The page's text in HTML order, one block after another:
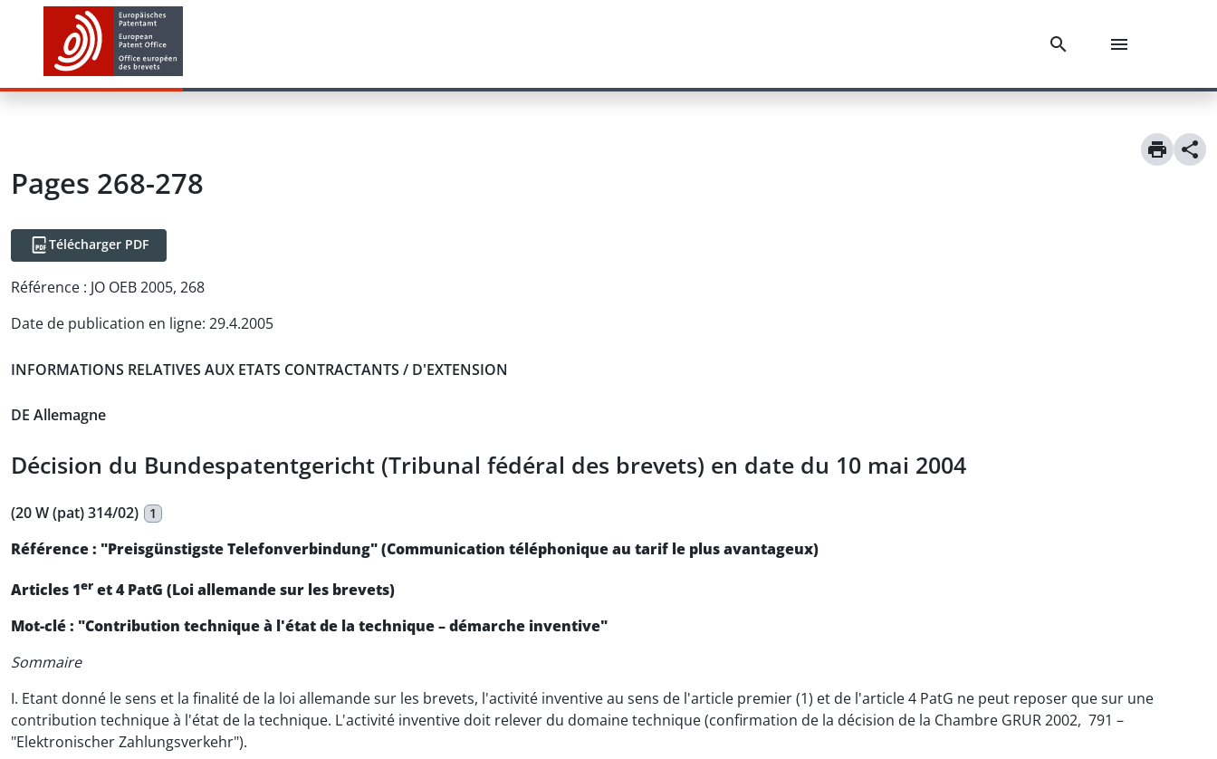
Pages 268-278
Télécharger PDF
Référence : JO OEB 2005, 268
Date de publication en ligne: 29.4.2005
INFORMATIONS RELATIVES AUX ETATS CONTRACTANTS / D'EXTENSION
DE Allemagne
Décision du Bundespatentgericht (Tribunal fédéral des brevets) en date du 10 mai 2004
(20 W (pat) 314/02) 1
Référence : "Preisgünstigste Telefonverbindung" (Communication téléphonique au tarif le plus avantageux)
Articles 1er et 4 PatG (Loi allemande sur les brevets)
Mot-clé : "Contribution technique à l'état de la technique – démarche inventive"
Sommaire
I. Etant donné le sens et la finalité de la loi allemande sur les brevets, l'activité inventive au sens de l'article premier (1) et de l'article 4 PatG ne peut reposer que sur une
contribution technique à l'état de la technique. L'activité inventive doit relever du domaine technique (confirmation de la décision de la Chambre GRUR 2002, 791 –
"Elektronischer Zahlungsverkehr").